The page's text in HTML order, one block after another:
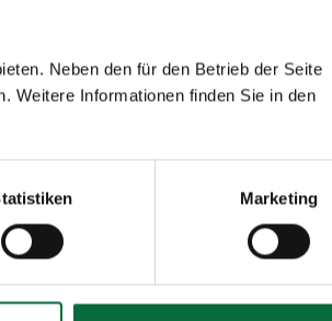
Neben den für den Betrieb der Seite
Weitere Informationen finden Sie in den
Marketing